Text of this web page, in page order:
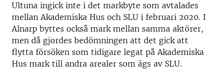
Ultuna ingick inte i det markbyte som avtalades
mellan Akademiska Hus och SLU i februari 2020. I
Alnarp byttes också mark mellan samma aktörer,
men då gjordes bedömningen att det gick att
flytta försöken som tidigare legat på Akademiska
Hus mark till andra arealer som ägs av SLU.